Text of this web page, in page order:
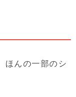
ほんの一部のシ